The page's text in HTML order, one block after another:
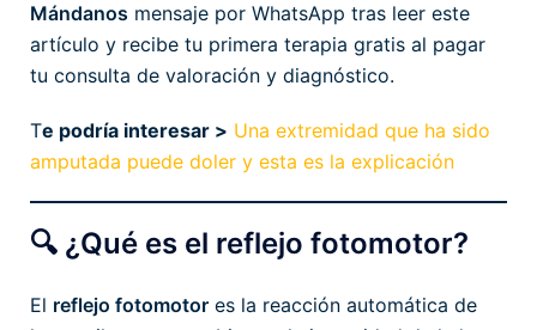
Mándanos mensaje por WhatsApp tras leer este
artículo y recibe tu primera terapia gratis al pagar
tu consulta de valoración y diagnóstico.
Te podría interesar > Una extremidad que ha sido
amputada puede doler y esta es la explicación
🔍 ¿Qué es el reflejo fotomotor?
El reflejo fotomotor es la reacción automática de